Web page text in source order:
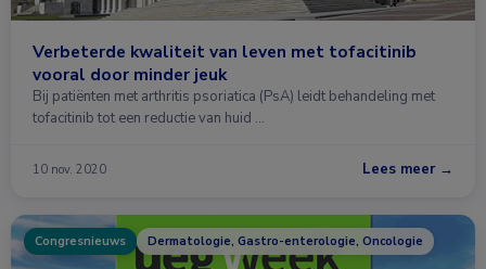
Verbeterde kwaliteit van leven met tofacitinib
vooral door minder jeuk
Bij patiënten met arthritis psoriatica (PsA) leidt behandeling met
tofacitinib tot een reductie van huid …
10 nov. 2020 Lees meer →
Congresnieuws Dermatologie, Gastro-enterologie, Oncologie